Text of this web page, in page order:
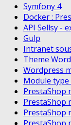
Symfony 4
Docker :
API Sellsy -
Gulp
Intranet
Theme
Wordpress
Module type
PrestaShop
PrestaShop
PrestaShop